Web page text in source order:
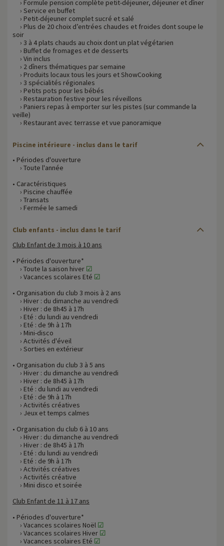
› Formule pension complète petit-déjeuner, déjeuner et dîner
› Service en buffet
› Petit-déjeuner complet sucré et salé
› Plus de 20 choix d’entrées chaudes et froides dont soupe le
soir
› 3 à 4 plats chauds au choix dont un plat végétarien
› Buffet de fromages et de desserts
› Vin inclus
› 2 dîners thématiques par semaine
› Produits locaux tous les jours et ShowCooking
› 3 spécialités régionales
› Petits pots pour les bébés
› Restauration festive pour les réveillons
› Paniers repas à emporter sur les pistes (sur commande la
veille)
› Restaurant avec terrasse et vue panoramique
Piscine intérieure - inclus dans le tarif
• Périodes d'ouverture
› Toute l'année
• Caractéristiques
› Piscine chauffée
› Transats
› Fermée le samedi
Club enfants - inclus dans le tarif
Club Enfant de 3 mois à 10 ans
• Périodes d'ouverture*
› Toute la saison hiver ☑
› Vacances scolaires Eté ☑
• Organisation du club 3 mois à 2 ans
› Hiver : du dimanche au vendredi
› Hiver : de 8h45 à 17h
› Eté : du lundi au vendredi
› Eté : de 9h à 17h
› Mini-disco
› Activités d'éveil
› Sorties en extérieur
• Organisation du club 3 à 5 ans
› Hiver : du dimanche au vendredi
› Hiver : de 8h45 à 17h
› Eté : du lundi au vendredi
› Eté : de 9h à 17h
› Activités créatives
› Jeux et temps calmes
• Organisation du club 6 à 10 ans
› Hiver : du dimanche au vendredi
› Hiver : de 8h45 à 17h
› Eté : du lundi au vendredi
› Eté : de 9h à 17h
› Activités créatives
› Activités créative
› Mini disco et soirée
Club Enfant de 11 à 17 ans
• Périodes d'ouverture*
› Vacances scolaires Noël ☑
› Vacances scolaires Hiver ☑
› Vacances scolaires Eté ☑